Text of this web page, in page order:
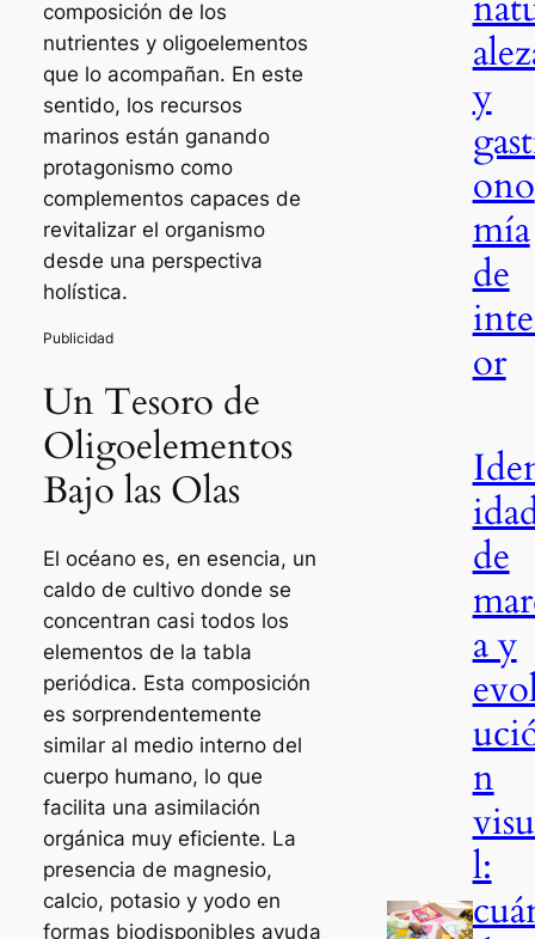
composición de los
nutrientes y oligoelementos
que lo acompañan. En este
sentido, los recursos
marinos están ganando
protagonismo como
complementos capaces de
revitalizar el organismo
desde una perspectiva
holística.
Un Tesoro de
Oligoelementos
Bajo las Olas
El océano es, en esencia, un
caldo de cultivo donde se
concentran casi todos los
elementos de la tabla
periódica. Esta composición
es sorprendentemente
similar al medio interno del
cuerpo humano, lo que
facilita una asimilación
orgánica muy eficiente. La
presencia de magnesio,
calcio, potasio y yodo en
formas biodisponibles ayuda
y
ono
mía
de
or
de
a y
n
l: